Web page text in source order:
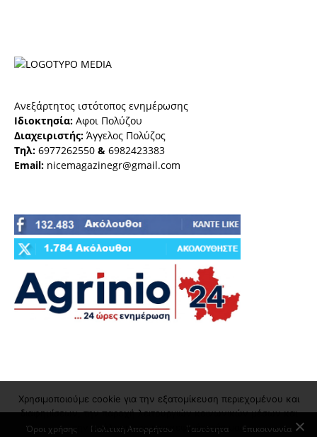
Ανεξάρτητος ιστότοπος ενημέρωσης
Ιδιοκτησία: Αφοι Πολύζου
Διαχειριστής: Άγγελος Πολύζος
Τηλ: 6977262550 & 6982423383
Email: nicemagazinegr@gmail.com
Όροι χρήσης Πολιτική Απορρήτου Ταυτότητα Επικοινωνία
Χρησιμοποιούμε cookie για την εξατομίκευση περιεχομένου και
διαφημίσεων, την παροχή λειτουργιών κοινωνικών μέσων και
την ανάλυση της επισκεψιμότητάς μας